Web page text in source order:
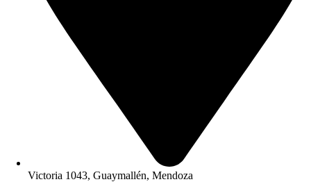
Victoria 1043, Guaymallén, Mendoza